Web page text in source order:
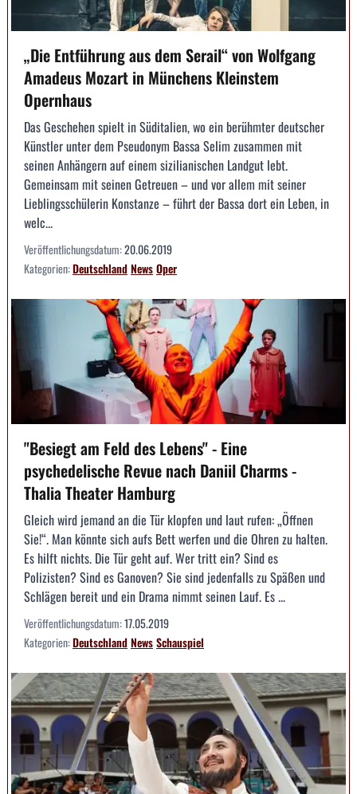
„Die Entführung aus dem Serail“ von Wolfgang
Amadeus Mozart in Münchens Kleinstem
Opernhaus
Das Geschehen spielt in Süditalien, wo ein berühmter deutscher
Künstler unter dem Pseudonym Bassa Selim zusammen mit
seinen Anhängern auf einem sizilianischen Landgut lebt.
Gemeinsam mit seinen Getreuen – und vor allem mit seiner
Lieblingsschülerin Konstanze – führt der Bassa dort ein Leben, in
welc...
Veröffentlichungsdatum:20.06.2019
Kategorien:DeutschlandNewsOper
"Besiegt am Feld des Lebens" - Eine
psychedelische Revue nach Daniil Charms -
Thalia Theater Hamburg
Gleich wird jemand an die Tür klopfen und laut rufen: „Öffnen
Sie!“. Man könnte sich aufs Bett werfen und die Ohren zu halten.
Es hilft nichts. Die Tür geht auf. Wer tritt ein? Sind es
Polizisten? Sind es Ganoven? Sie sind jedenfalls zu Späßen und
Schlägen bereit und ein Drama nimmt seinen Lauf. Es ...
Veröffentlichungsdatum:17.05.2019
Kategorien:DeutschlandNewsSchauspiel